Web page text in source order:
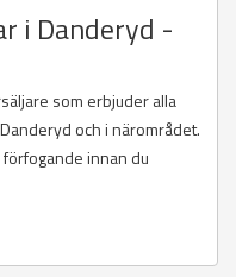
i Danderyd -
som erbjuder alla
och i närområdet.
innan du